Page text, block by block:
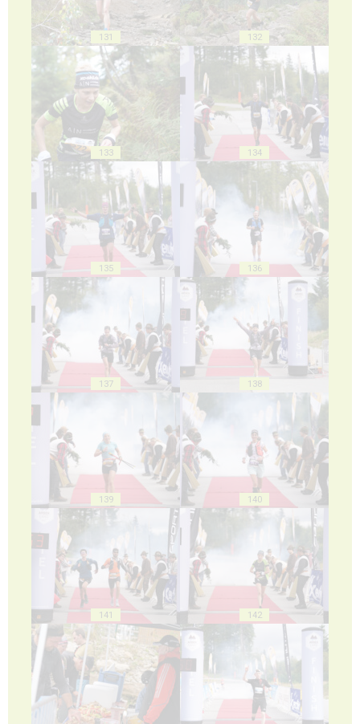
131 132
133 134
135 136
137 138
139 140
141 142